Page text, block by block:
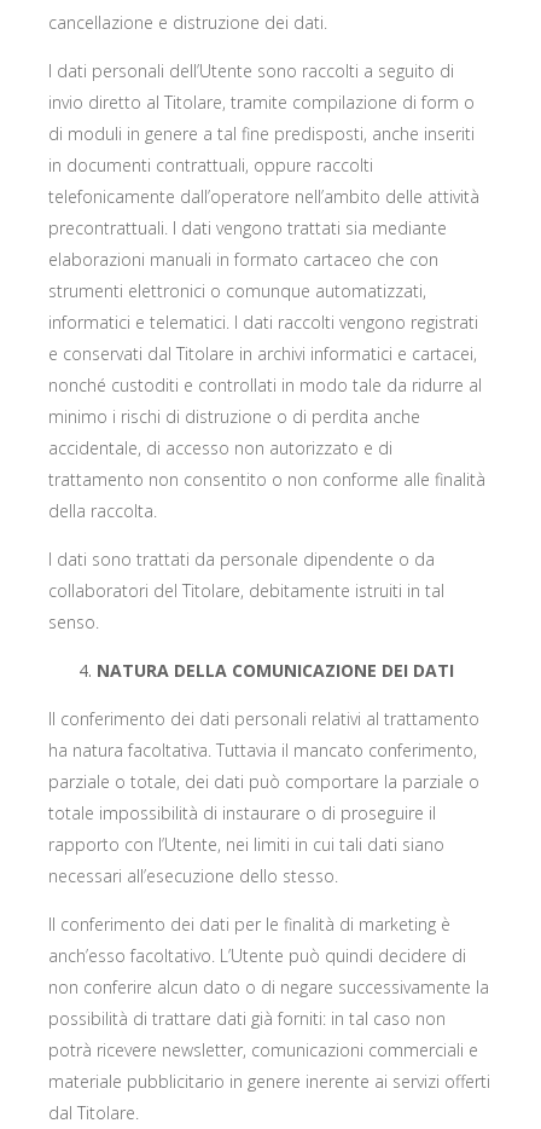
cancellazione e distruzione dei dati.
I dati personali dell’Utente sono raccolti a seguito di
invio diretto al Titolare, tramite compilazione di form o
di moduli in genere a tal fine predisposti, anche inseriti
in documenti contrattuali, oppure raccolti
telefonicamente dall’operatore nell’ambito delle attività
precontrattuali. I dati vengono trattati sia mediante
elaborazioni manuali in formato cartaceo che con
strumenti elettronici o comunque automatizzati,
informatici e telematici. I dati raccolti vengono registrati
e conservati dal Titolare in archivi informatici e cartacei,
nonché custoditi e controllati in modo tale da ridurre al
minimo i rischi di distruzione o di perdita anche
accidentale, di accesso non autorizzato e di
trattamento non consentito o non conforme alle finalità
della raccolta.
I dati sono trattati da personale dipendente o da
collaboratori del Titolare, debitamente istruiti in tal
senso.
NATURA DELLA COMUNICAZIONE DEI DATI
Il conferimento dei dati personali relativi al trattamento
ha natura facoltativa. Tuttavia il mancato conferimento,
parziale o totale, dei dati può comportare la parziale o
totale impossibilità di instaurare o di proseguire il
rapporto con l’Utente, nei limiti in cui tali dati siano
necessari all’esecuzione dello stesso.
Il conferimento dei dati per le finalità di marketing è
anch’esso facoltativo. L’Utente può quindi decidere di
non conferire alcun dato o di negare successivamente la
possibilità di trattare dati già forniti: in tal caso non
potrà ricevere newsletter, comunicazioni commerciali e
materiale pubblicitario in genere inerente ai servizi offerti
dal Titolare.